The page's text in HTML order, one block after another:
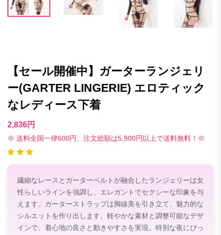
【セール開催中】ガーターランジェリ
ー(GARTER LINGERIE) エロティック
なレディース下着
2,836円
※ 送料全国一律600円、注文総額は5,900円以上で送料無料！※
繊細なレースとガーターベルトが融合したランジェリーは女
性らしいラインを強調し、エレガントでセクシーな印象を与
えます。ガーターストラップは脚線美を引き立て、魅力的な
シルエットを作り出します。軽やかな素材と調整可能なデザ
インで、着心地の良さと動きやすさを実現。特別な夜にぴっ